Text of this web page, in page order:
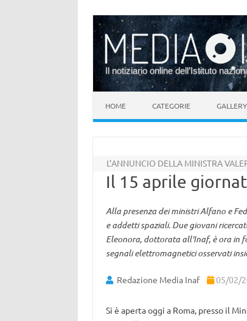
Il notiziario online dell’Istituto
HOME CATEGORIE GALLERY
L’ANNUNCIO DELLA MINISTRA
Il 15 aprile
Alla presenza dei ministri Alfano e
e addetti spaziali. Due giovani
Eleonora, dottorata all'Inaf, è ora in
segnali elettromagnetici osservati
Redazione Media Inaf 05/02/
Si è aperta oggi a Roma, presso il